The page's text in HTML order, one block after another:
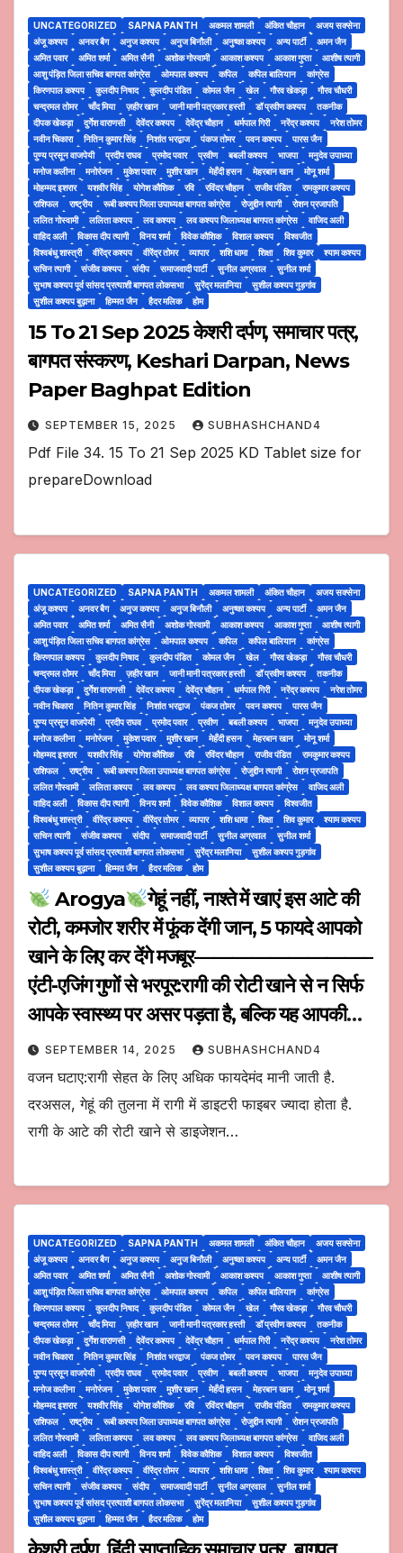
UNCATEGORIZED SAPNA PANTH अकमल शामली अंकित चौहान
अजय सक्सेना
अंजू कश्यप
अनवर बैग अनुज कश्यप अनुज बिनौली अनुष्का कश्यप अन्य पार्टी
अमन जैन
अमित पवार
अमित शर्मा अमित सैनी अशोक गोस्वामी आकाश कश्यप आकाश गुप्ता
आशीष त्यागी
आशु पंड़ित जिला सचिव बागपत कांग्रेस
ओमपाल कश्यप कपिल कपिल बालियान
कांग्रेस
किरणपाल कश्यप
कुलदीप निषाद कुलदीप पंडित कोमल जैन खेल गौरव खेकड़ा
गौरव चौधरी
चन्द्रमल तोमर
चाँद मिया ज़हीर खान जानी मानी पत्रकार हस्ती डॉ प्रवीण कश्यप
तकनीक
दीपक खेकड़ा
दुर्गेश वाराणसी देवेंदर कश्यप देवेंद्र चौहान धर्मपाल गिरी नरेंद्र कश्यप
नरेश तोमर
नवीन चिकारा
नितिन कुमार सिंह निशांत भरद्वाज पंकज तोमर पवन कश्यप
पारस जैन
पुण्य प्रसून वाजपेयी
प्रदीप राघव प्रमोद पवार प्रवीण बबली कश्यप भाजपा
मनुदेव उपाध्या
मनोज कलीना
मनोरंजन मुकेश पवार मुशीर खान मेहँदी हसन मेहरबान खान
मोनू शर्मा
मोहम्मद इशरार
यशवीर सिंह योगेश कौशिक रवि रविंदर चौहान राजीव पंडित
रामकुमार कश्यप
राशिफल
राष्ट्रीय रूबी कश्यप जिला उपाध्यक्ष बागपत कांग्रेस रोजुद्दीन त्यागी
रोशन प्रजापति
ललित गोस्वामी
ललिता कश्यप लव कश्यप लव कश्यप जिलाध्यक्ष बागपत कांग्रेस
वाजिद अली
वाहिद अली
विकास दीप त्यागी विनय शर्मा विवेक कौशिक विशाल कश्यप
विश्वजीत
विश्वबंधु शास्त्री
वीरेंद्र कश्यप वीरेंद्र तोमर व्यापार शशि धामा शिक्षा शिव कुमार
श्याम कश्यप
सचिन त्यागी
संजीव कश्यप संदीप समाजवादी पार्टी सुनील अग्रवाल
सुनील शर्मा
सुभाष कश्यप पूर्व सांसद प्रत्याशी बागपत लोकसभा
सुरेंद्र मलानिया
सुशील कश्यप गुड़गांव
सुशील कश्यप बुढ़ाना
हिम्मत जैन हैदर मलिक होम
15 To 21 Sep 2025 केशरी दर्पण, समाचार पत्र,
बागपत संस्करण, Keshari Darpan, News
Paper Baghpat Edition
SEPTEMBER 15, 2025 SUBHASHCHAND4
Pdf File 34. 15 To 21 Sep 2025 KD Tablet size for
prepareDownload
UNCATEGORIZED SAPNA PANTH अकमल शामली अंकित चौहान
अजय सक्सेना
अंजू कश्यप
अनवर बैग अनुज कश्यप अनुज बिनौली अनुष्का कश्यप अन्य पार्टी
अमन जैन
अमित पवार
अमित शर्मा अमित सैनी अशोक गोस्वामी आकाश कश्यप आकाश गुप्ता
आशीष त्यागी
आशु पंड़ित जिला सचिव बागपत कांग्रेस
ओमपाल कश्यप कपिल कपिल बालियान
कांग्रेस
किरणपाल कश्यप
कुलदीप निषाद कुलदीप पंडित कोमल जैन खेल गौरव खेकड़ा
गौरव चौधरी
चन्द्रमल तोमर
चाँद मिया ज़हीर खान जानी मानी पत्रकार हस्ती डॉ प्रवीण कश्यप
तकनीक
दीपक खेकड़ा
दुर्गेश वाराणसी देवेंदर कश्यप देवेंद्र चौहान धर्मपाल गिरी नरेंद्र कश्यप
नरेश तोमर
नवीन चिकारा
नितिन कुमार सिंह निशांत भरद्वाज पंकज तोमर पवन कश्यप
पारस जैन
पुण्य प्रसून वाजपेयी
प्रदीप राघव प्रमोद पवार प्रवीण बबली कश्यप भाजपा
मनुदेव उपाध्या
मनोज कलीना
मनोरंजन मुकेश पवार मुशीर खान मेहँदी हसन मेहरबान खान
मोनू शर्मा
मोहम्मद इशरार
यशवीर सिंह योगेश कौशिक रवि रविंदर चौहान राजीव पंडित
रामकुमार कश्यप
राशिफल
राष्ट्रीय रूबी कश्यप जिला उपाध्यक्ष बागपत कांग्रेस रोजुद्दीन त्यागी
रोशन प्रजापति
ललित गोस्वामी
ललिता कश्यप लव कश्यप लव कश्यप जिलाध्यक्ष बागपत कांग्रेस
वाजिद अली
वाहिद अली
विकास दीप त्यागी विनय शर्मा विवेक कौशिक विशाल कश्यप
विश्वजीत
विश्वबंधु शास्त्री
वीरेंद्र कश्यप वीरेंद्र तोमर व्यापार शशि धामा शिक्षा शिव कुमार
श्याम कश्यप
सचिन त्यागी
संजीव कश्यप संदीप समाजवादी पार्टी सुनील अग्रवाल
सुनील शर्मा
सुभाष कश्यप पूर्व सांसद प्रत्याशी बागपत लोकसभा
सुरेंद्र मलानिया
सुशील कश्यप गुड़गांव
सुशील कश्यप बुढ़ाना
हिम्मत जैन हैदर मलिक होम
Arogya
गेहूं नहीं, नाश्ते में खाएं इस आटे की
रोटी, कमजोर शरीर में फूंक देंगी जान, 5 फायदे आपको
खाने के लिए कर देंगे मजबूर—————————–
एंटी-एजिंग गुणों से भरपूर:रागी की रोटी खाने से न सिर्फ
आपके स्वास्थ्य पर असर पड़ता है, बल्कि यह आपकी
स्किन के लिए भी काफी हेल्दी हो सकता है. रागी की रोटी
में एंटी-एजिंग गुण पाए जाते हैं तो झुर्रियों, दाग-धब्बे, फाइन-
लाइंस की परेशानियों को दूर कर सकता है.
SEPTEMBER 14, 2025 SUBHASHCHAND4
वजन घटाए:रागी सेहत के लिए अधिक फायदेमंद मानी जाती है.
दरअसल, गेहूं की तुलना में रागी में डाइटरी फाइबर ज्यादा होता है.
रागी के आटे की रोटी खाने से डाइजेशन…
UNCATEGORIZED SAPNA PANTH अकमल शामली अंकित चौहान
अजय सक्सेना
अंजू कश्यप
अनवर बैग अनुज कश्यप अनुज बिनौली अनुष्का कश्यप अन्य पार्टी
अमन जैन
अमित पवार
अमित शर्मा अमित सैनी अशोक गोस्वामी आकाश कश्यप आकाश गुप्ता
आशीष त्यागी
आशु पंड़ित जिला सचिव बागपत कांग्रेस
ओमपाल कश्यप कपिल कपिल बालियान
कांग्रेस
किरणपाल कश्यप
कुलदीप निषाद कुलदीप पंडित कोमल जैन खेल गौरव खेकड़ा
गौरव चौधरी
चन्द्रमल तोमर
चाँद मिया ज़हीर खान जानी मानी पत्रकार हस्ती डॉ प्रवीण कश्यप
तकनीक
दीपक खेकड़ा
दुर्गेश वाराणसी देवेंदर कश्यप देवेंद्र चौहान धर्मपाल गिरी नरेंद्र कश्यप
नरेश तोमर
नवीन चिकारा
नितिन कुमार सिंह निशांत भरद्वाज पंकज तोमर पवन कश्यप
पारस जैन
पुण्य प्रसून वाजपेयी
प्रदीप राघव प्रमोद पवार प्रवीण बबली कश्यप भाजपा
मनुदेव उपाध्या
मनोज कलीना
मनोरंजन मुकेश पवार मुशीर खान मेहँदी हसन मेहरबान खान
मोनू शर्मा
मोहम्मद इशरार
यशवीर सिंह योगेश कौशिक रवि रविंदर चौहान राजीव पंडित
रामकुमार कश्यप
राशिफल
राष्ट्रीय रूबी कश्यप जिला उपाध्यक्ष बागपत कांग्रेस रोजुद्दीन त्यागी
रोशन प्रजापति
ललित गोस्वामी
ललिता कश्यप लव कश्यप लव कश्यप जिलाध्यक्ष बागपत कांग्रेस
वाजिद अली
वाहिद अली
विकास दीप त्यागी विनय शर्मा विवेक कौशिक विशाल कश्यप
विश्वजीत
विश्वबंधु शास्त्री
वीरेंद्र कश्यप वीरेंद्र तोमर व्यापार शशि धामा शिक्षा शिव कुमार
श्याम कश्यप
सचिन त्यागी
संजीव कश्यप संदीप समाजवादी पार्टी सुनील अग्रवाल
सुनील शर्मा
सुभाष कश्यप पूर्व सांसद प्रत्याशी बागपत लोकसभा
सुरेंद्र मलानिया
सुशील कश्यप गुड़गांव
सुशील कश्यप बुढ़ाना
हिम्मत जैन हैदर मलिक होम